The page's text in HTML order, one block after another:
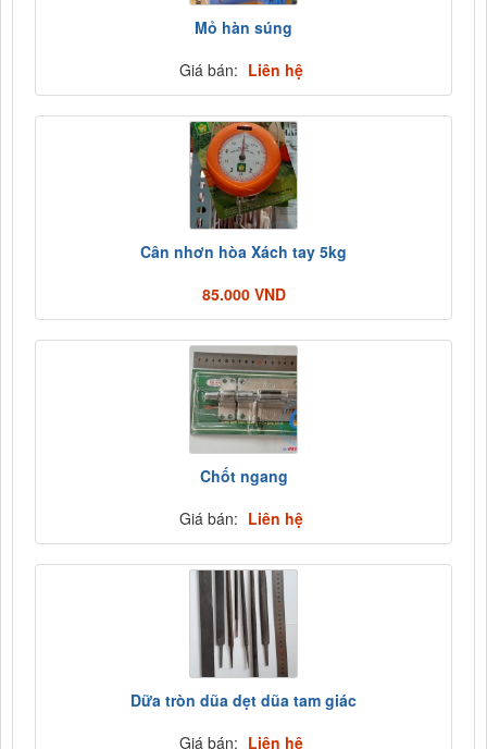
Mỏ hàn súng
Giá bán: Liên hệ
Cân nhơn hòa Xách tay 5kg
85.000 VND
Chốt ngang
Giá bán: Liên hệ
Dữa tròn dũa dẹt dũa tam giác
Giá bán: Liên hệ